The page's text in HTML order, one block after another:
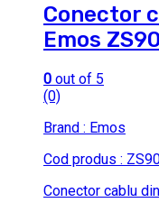
Conector
Emos
0 out of 5
(0)
Brand : Emos
Cod produs :
Conector cablu